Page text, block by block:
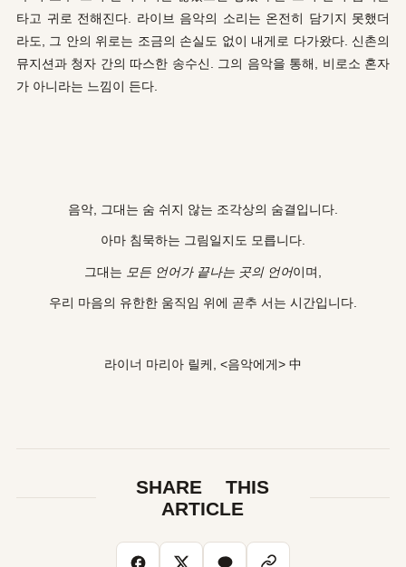
타고 귀로 전해진다. 라이브 음악의 소리는 온전히 담기지 못했더
라도, 그 안의 위로는 조금의 손실도 없이 내게로 다가왔다. 신촌의
뮤지션과 청자 간의 따스한 송수신. 그의 음악을 통해, 비로소 혼자
가 아니라는 느낌이 든다.
음악, 그대는 숨 쉬지 않는 조각상의 숨결입니다.
아마 침묵하는 그림일지도 모릅니다.
그대는 모든 언어가 끝나는 곳의 언어이며,
우리 마음의 유한한 움직임 위에 곧추 서는 시간입니다.
라이너 마리아 릴케, <음악에게> 中
SHARE THIS
ARTICLE